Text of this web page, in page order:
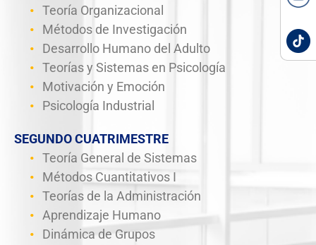
Teoría Organizacional
Métodos de Investigación
Desarrollo Humano del Adulto
Teorías y Sistemas en Psicología
Motivación y Emoción
Psicología Industrial
SEGUNDO CUATRIMESTRE
Teoría General de Sistemas
Métodos Cuantitativos I
Teorías de la Administración
Aprendizaje Humano
Dinámica de Grupos